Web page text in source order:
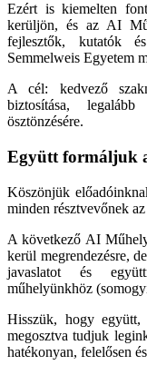
Ezért is kiemelten
kerüljön, és az AI
fejlesztők, kutatók
Semmelweis Egyetem
A cél: kedvező
biztosítása,
ösztönzésére.
Együtt formáljuk
Köszönjük
minden résztvevőnek
A következő AI
kerül megrendezésre,
javaslatot és
műhelyünkhöz
Hisszük, hogy együtt,
megosztva tudjuk
hatékonyan, felelősen